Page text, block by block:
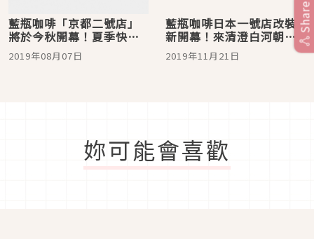
藍瓶咖啡「京都二號店」
將於今秋開幕！夏季快閃
店搶先登場
2019年08月07日
藍瓶咖啡日本一號店改裝
新開幕！來清澄白河朝聖
旗艦店吧！
2019年11月21日
妳可能會喜歡
Share